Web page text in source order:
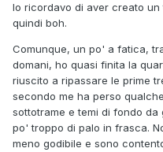
Io ricordavo di aver creato
quindi boh.
Comunque, un po' a fatica,
domani, ho quasi finita la
riuscito a ripassare le prime
secondo me ha perso
sottotrame e temi di fondo
po' troppo di palo in frasca.
meno godibile e sono